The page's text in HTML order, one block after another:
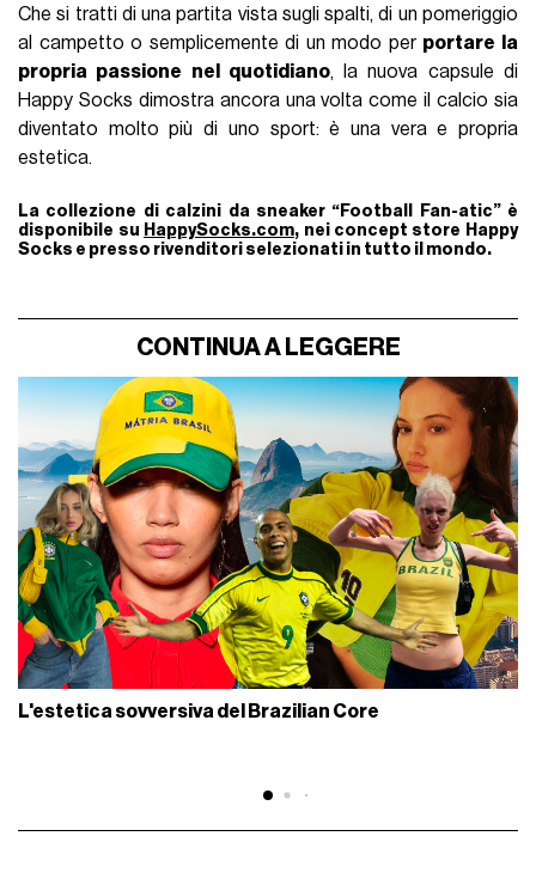
Che si tratti di una partita vista sugli spalti, di un pomeriggio
al campetto o semplicemente di un modo per portare la
propria passione nel quotidiano, la nuova capsule di
Happy Socks dimostra ancora una volta come il calcio sia
diventato molto più di uno sport: è una vera e propria
estetica.
La collezione di calzini da sneaker “Football Fan-atic” è
disponibile su HappySocks.com, nei concept store Happy
Socks e presso rivenditori selezionati in tutto il mondo.
CONTINUA A LEGGERE
L'estetica sovversiva del Brazilian Core